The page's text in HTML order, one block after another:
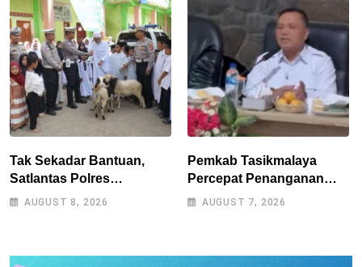
Tak Sekadar Bantuan,
Satlantas Polres
Tasikmalaya Dorong
AUGUST 8, 2026
Pemkab Tasikmalaya
Percepat Penanganan
Kekeringan, Sumur Bor
AUGUST 7, 2026